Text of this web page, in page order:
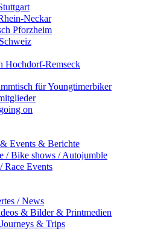
Neckar
Pforzheim
Remseck
für Youngtimerbiker
on
Events & Berichte
/ Bike shows / Autojumble
Events
/ News
& Bilder & Printmedien
& Trips